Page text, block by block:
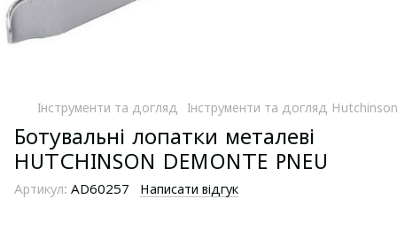
Інструменти та догляд Інструменти та догляд Hutchinson
Ботувальні лопатки металеві
HUTCHINSON DEMONTE PNEU
Артикул: AD60257 Написати відгук